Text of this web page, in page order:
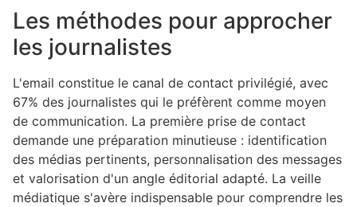
Les méthodes pour approcher
les journalistes
L'email constitue le canal de contact privilégié, avec
67% des journalistes qui le préfèrent comme moyen
de communication. La première prise de contact
demande une préparation minutieuse : identification
des médias pertinents, personnalisation des messages
et valorisation d'un angle éditorial adapté. La veille
médiatique s'avère indispensable pour comprendre les